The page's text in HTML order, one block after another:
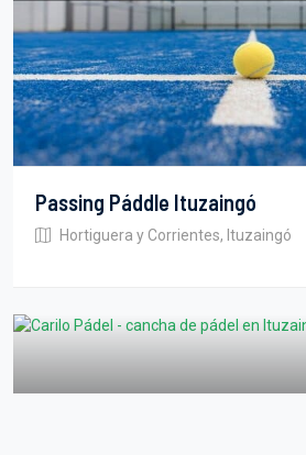
Passing Páddle Ituzaingó
Hortiguera y Corrientes, Ituzaingó